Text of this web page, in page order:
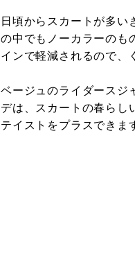
日頃からスカートが多い
の中でもノーカラーのも
インで軽減されるので、
ベージュのライダースジ
デは、スカートの春らし
テイストをプラスできま